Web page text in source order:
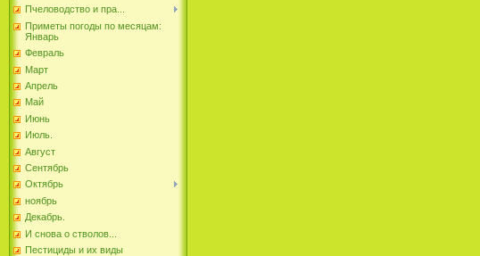
Пчеловодство и пра...
Приметы погоды по месяцам:
Январь
Февраль
Март
Апрель
Май
Июнь
Июль.
Август
Сентябрь
Октябрь
ноябрь
Декабрь.
И снова о стволов...
Пестициды и их виды